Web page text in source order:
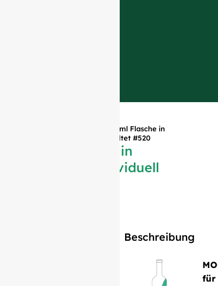
750 ml Flasche in
Antikgrün, individuell gestaltet #520
750 ml Flasche in
Antikgrün, individuell
Beschreibung
für